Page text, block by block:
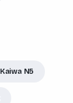
Kaiwa N5